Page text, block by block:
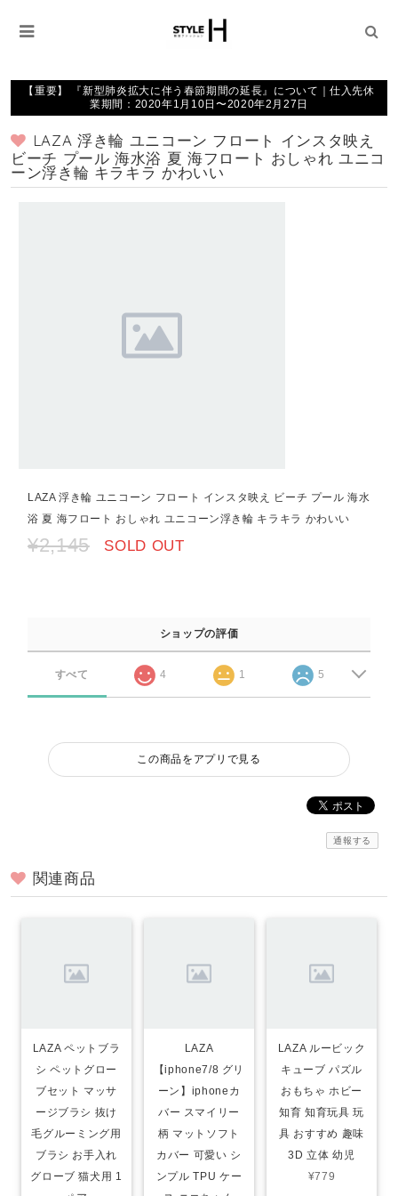
【重要】 『新型肺炎拡大に伴う春節期間の延長』について｜仕入先休
業期間：2020年1月10日〜2020年2月27日
LAZA 浮き輪 ユニコーン フロート インスタ映え
ビーチ プール 海水浴 夏 海フロート おしゃれ ユニコ
ーン浮き輪 キラキラ かわいい
LAZA 浮き輪 ユニコーン フロート インスタ映え ビーチ プール 海水
浴 夏 海フロート おしゃれ ユニコーン浮き輪 キラキラ かわいい
¥2,145 SOLD OUT
ショップの評価
すべて 4 1 5
この商品をアプリで見る
通報する
関連商品
LAZA ペットブラ
シ ペットグロー
ブセット マッサ
ージブラシ 抜け
毛グルーミング用
ブラシ お手入れ
グローブ 猫犬用 1
LAZA
【iphone7/8 グリ
ーン】iphoneカ
バー スマイリー
柄 マットソフト
カバー 可愛い シ
ンプル TPU ケー
LAZA ルービック
キューブ パズル
おもちゃ ホビー
知育 知育玩具 玩
具 おすすめ 趣味
3D 立体 幼児
¥779